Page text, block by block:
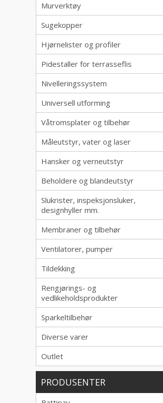
Murverktøy
Sugekopper
Hjørnelister og profiler
Pidestaller for terrasseflis
Nivelleringssystem
Universell utforming
Våtromsplater og tilbehør
Måleutstyr, vater og laser
Hansker og verneutstyr
Beholdere og blandeutstyr
Slukrister, inspeksjonsluker,
designhyller mm.
Membraner og tilbehør
Ventilatorer, pumper
Tildekking
Rengjørings- og
vedlikeholdsprodukter
Sparkeltilbehør
Diverse varer
Outlet
PRODUSENTER